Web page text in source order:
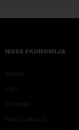
NOVA EKONOMIJA
SRBIJA
SVET
KOLUMNE
PRIČE I ANALIZE